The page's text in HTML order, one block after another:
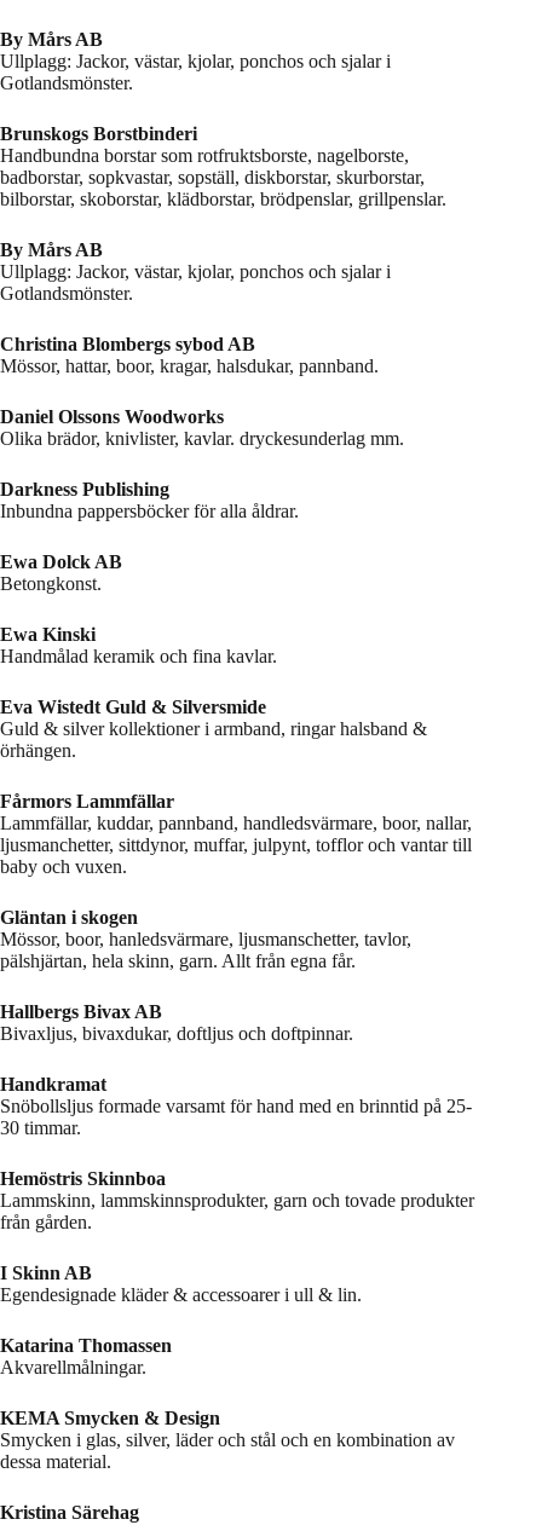
By Mårs AB
Ullplagg: Jackor, västar, kjolar, ponchos och sjalar i
Gotlandsmönster.
Brunskogs Borstbinderi
Handbundna borstar som rotfruktsborste, nagelborste,
badborstar, sopkvastar, sopställ, diskborstar, skurborstar,
bilborstar, skoborstar, klädborstar, brödpenslar, grillpenslar.
By Mårs AB
Ullplagg: Jackor, västar, kjolar, ponchos och sjalar i
Gotlandsmönster.
Christina Blombergs sybod AB
Mössor, hattar, boor, kragar, halsdukar, pannband.
Daniel Olssons Woodworks
Olika brädor, knivlister, kavlar. dryckesunderlag mm.
Darkness Publishing
Inbundna pappersböcker för alla åldrar.
Ewa Dolck AB
Betongkonst.
Ewa Kinski
Handmålad keramik och fina kavlar.
Eva Wistedt Guld & Silversmide
Guld & silver kollektioner i armband, ringar halsband &
örhängen.
Fårmors Lammfällar
Lammfällar, kuddar, pannband, handledsvärmare, boor, nallar,
ljusmanchetter, sittdynor, muffar, julpynt, tofflor och vantar till
baby och vuxen.
Gläntan i skogen
Mössor, boor, hanledsvärmare, ljusmanschetter, tavlor,
pälshjärtan, hela skinn, garn. Allt från egna får.
Hallbergs Bivax AB
Bivaxljus, bivaxdukar, doftljus och doftpinnar.
Handkramat
Snöbollsljus formade varsamt för hand med en brinntid på 25-
30 timmar.
Hemöstris Skinnboa
Lammskinn, lammskinnsprodukter, garn och tovade produkter
från gården.
I Skinn AB
Egendesignade kläder & accessoarer i ull & lin.
Katarina Thomassen
Akvarellmålningar.
KEMA Smycken & Design
Smycken i glas, silver, läder och stål och en kombination av
dessa material.
Kristina Särehag